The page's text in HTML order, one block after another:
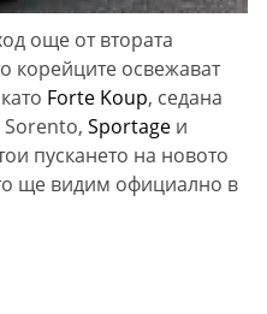
още от втората
корейците освежават
Forte Koup, седана
Sorento, Sportage и
пускането на новото
ще видим официално в